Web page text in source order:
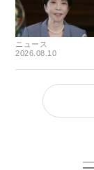
ニュース
2026.08.10